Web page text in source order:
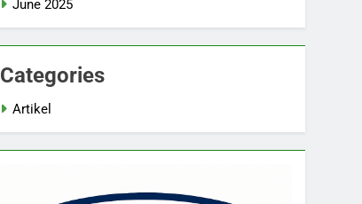
June 2025
Categories
Artikel